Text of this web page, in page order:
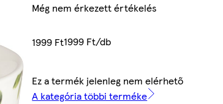
Még nem érkezett értékelés
1999 Ft1999 Ft/db
Ez a termék jelenleg nem elérhető
A kategória többi terméke